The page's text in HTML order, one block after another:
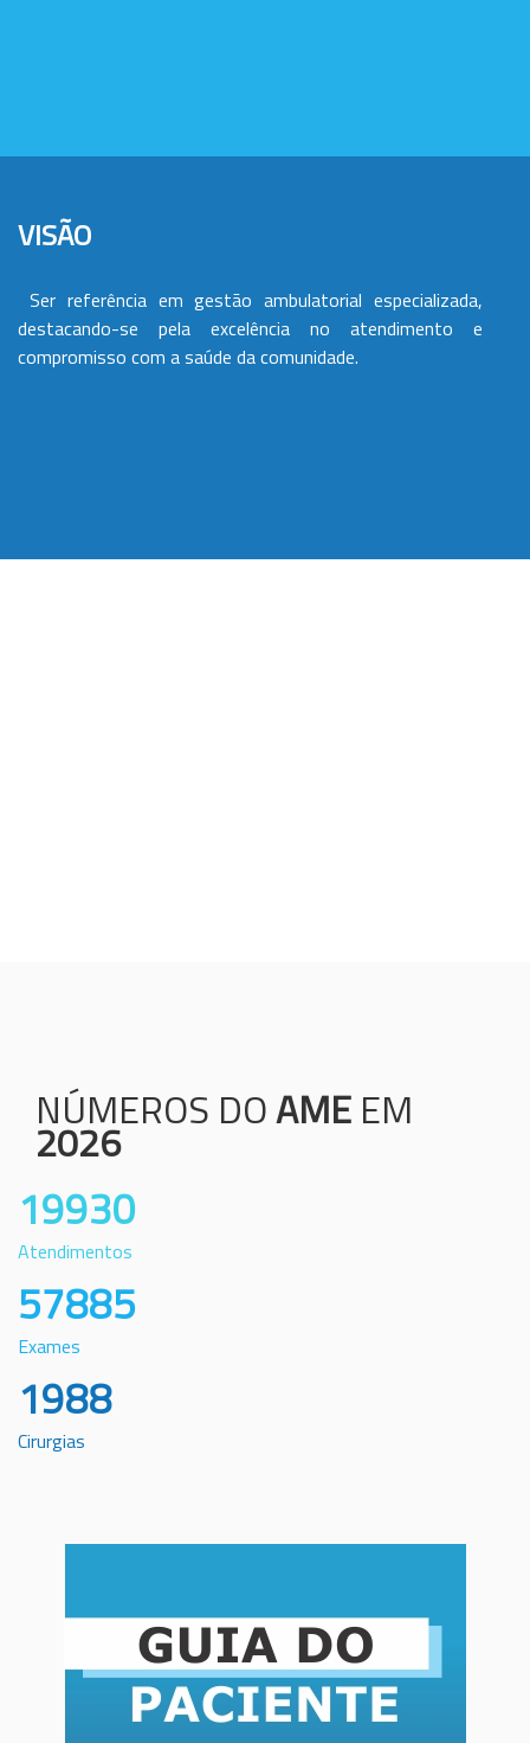
VISÃO
Ser referência em gestão ambulatorial especializada,
destacando-se pela excelência no atendimento e
compromisso com a saúde da comunidade.
NÚMEROS DOAME EM
2026
19930
Atendimentos
57885
Exames
1988
Cirurgias